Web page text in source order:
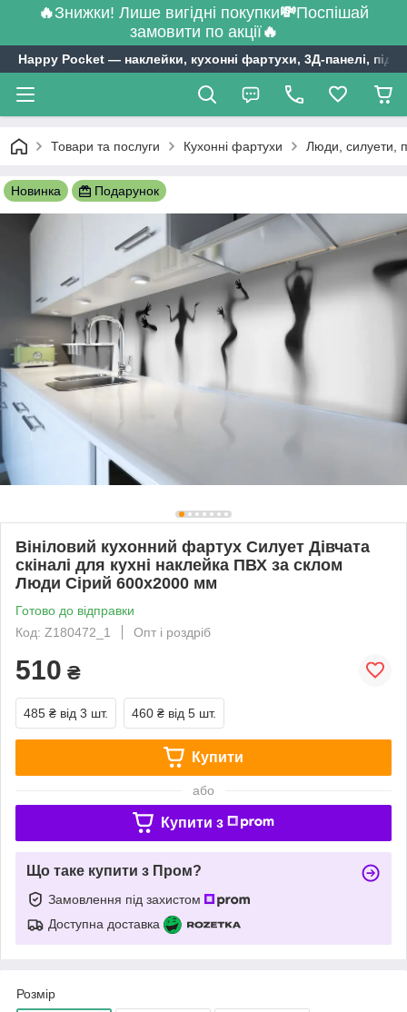
🔥Знижки! Лише вигідні покупки💸Поспішай
замовити по акції🔥
Happy Pocket ― наклейки, кухонні фартухи, 3Д-панелі,
Товари та послуги Кухонні фартухи Люди, силуети,
Новинка Подарунок
Вініловий кухонний фартух Силует Дівчата
скіналі для кухні наклейка ПВХ за склом
Люди Сірий 600х2000 мм
Готово до відправки
Код: Z180472_1
Опт і роздріб
510 ₴
485 ₴ від 3 шт. 460 ₴ від 5 шт.
Купити
або
Купити з
Що таке купити з Пром?
Замовлення під захистом
Доступна доставка
Розмір